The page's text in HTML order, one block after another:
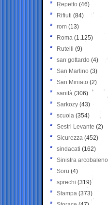
Repetto (46)
Rifiuti (84)
rom (13)
Roma (1.125)
Rutelli (9)
san gottardo (4)
San Martino (3)
San Miniato (2)
sanità (306)
Sarkozy (43)
scuola (354)
Sestri Levante (2)
Sicurezza (452)
sindacati (162)
Sinistra arcobaleno
Soru (4)
sprechi (319)
Stampa (373)